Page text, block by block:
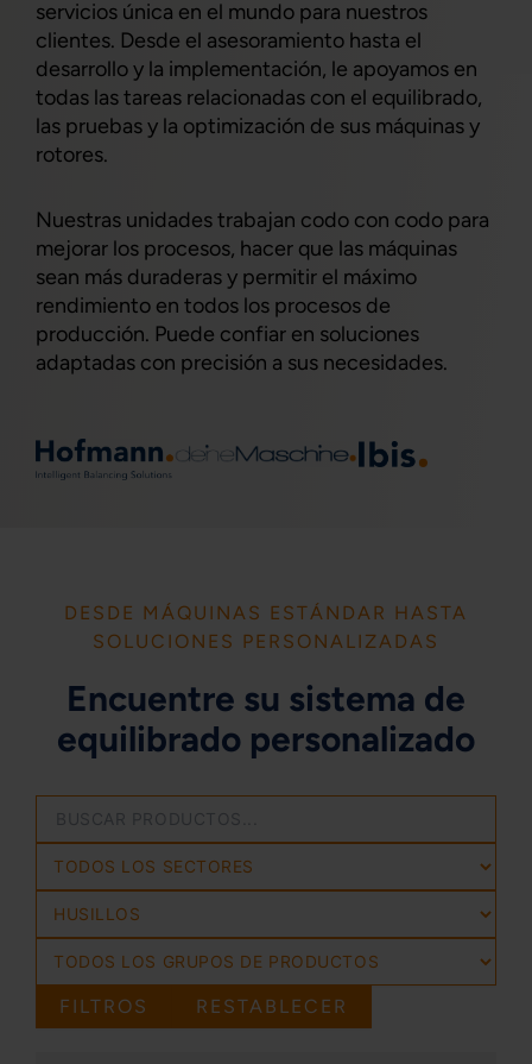
servicios única en el mundo para nuestros
clientes. Desde el asesoramiento hasta el
desarrollo y la implementación, le apoyamos en
todas las tareas relacionadas con el equilibrado,
las pruebas y la optimización de sus máquinas y
rotores.
Nuestras unidades trabajan codo con codo para
mejorar los procesos, hacer que las máquinas
sean más duraderas y permitir el máximo
rendimiento en todos los procesos de
producción. Puede confiar en soluciones
adaptadas con precisión a sus necesidades.
DESDE MÁQUINAS ESTÁNDAR HASTA
SOLUCIONES PERSONALIZADAS
Encuentre su sistema de
equilibrado personalizado
FILTROS RESTABLECER